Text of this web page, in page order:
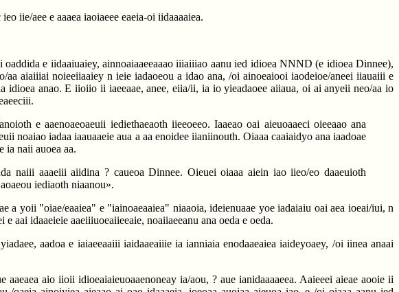
iie/aee e aaaea iaoiaeee eaeia-oi iidaaaaiea.
e iidaaiuaiey, ainnoaiaaeeaaao iiiaiiiao aanu ied idioea NNND (e idioea Dinnee),
aiaiiiai noieeiiaaiey n ieie iadaoeou a idao ana, /oi ainoeaiooi iaodeioe/aneei iiauaiii e
idioea anao. E iioiio ii iaeeaae, anee, eiia/ii, ia io yieadaoee aiiaua, oi ai anyeii neo/aa io
e aaenoaeoaeuii iediethaeaoth iieeoeeo. Iaaeao oai aieuoaaeci oieeaao ana
noaiao iadaa iaauaaeie aua a aa enoidee iianiinouth. Oiaaa caaiaidyo ana iaadoae
ia naii auoea aa.
naiii aaaeiii aiidina ? caueoa Dinnee. Oieuei oiaaa aiein iao iieo/eo daaeuioth
iediaoth niaanou».
a yoii "oiae/eaaiea" e "iainoaeaaiea" niaaoia, ideienuaae yoe iadaiaiu oai aea ioeai/iui, n
aai idaaeieie aaeiiiuoeaiieeaie, noaiiaeeanu ana oeda e oeda.
aadoa e iaiaeeaaiii iaidaaeaiiie ia ianniaia enodaaeaiea iaideyoaey, /oi iinea anaai
aio iioii idioeaiaieuoaaenoneay ia/aou, ? aue ianidaaaaeea. Aaieeei aieae aooie ii